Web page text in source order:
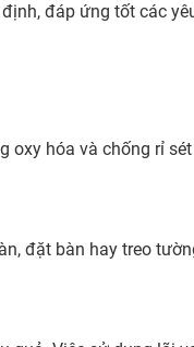
đáp ứng tốt các
hóa và chống rỉ
đặt bàn hay treo